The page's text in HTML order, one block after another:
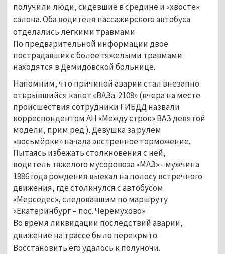
получили люди, сидевшие в средине и «хвосте»
салона. Оба водителя пассажирского автобуса
отделались лёгкими травмами.
По предварительной информации двое
пострадавших с более тяжелыми травмами
находятся в Демидовской больнице.
Напомним, что причиной аварии стал внезапно
открывшийся капот «ВАЗа-2108» (вчера на месте
происшествия сотрудники ГИБДД назвали
корреспондентом АН «Между строк» ВАЗ девятой
модели, прим.ред.). Девушка за рулём
«восьмёрки» начала экстренное торможение.
Пытаясь избежать столкновения с ней,
водитель тяжелого мусоровоза «МАЗ» - мужчина
1986 года рождения выехал на полосу встречного
движения, где столкнулся с автобусом
«Мерседес», следовавшим по маршруту
«Екатеринбург – пос. Черемухово».
Во время ликвидации последствий аварии,
движение на трассе было перекрыто.
Восстановить его удалось к полуночи.